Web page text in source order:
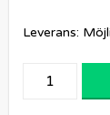
Leverans: